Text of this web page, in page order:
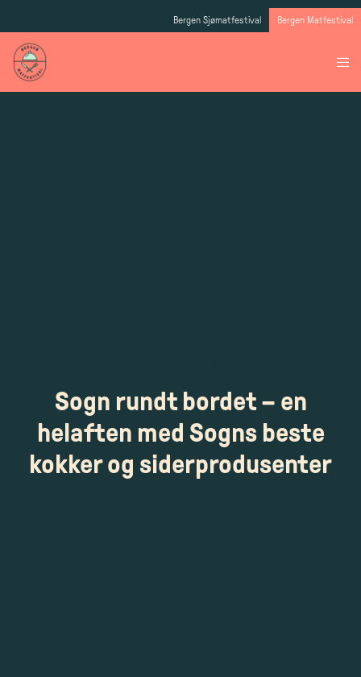
Bergen Sjømatfestival Bergen Matfestival
Sogn rundt bordet – en
helaften med Sogns beste
kokker og siderprodusenter